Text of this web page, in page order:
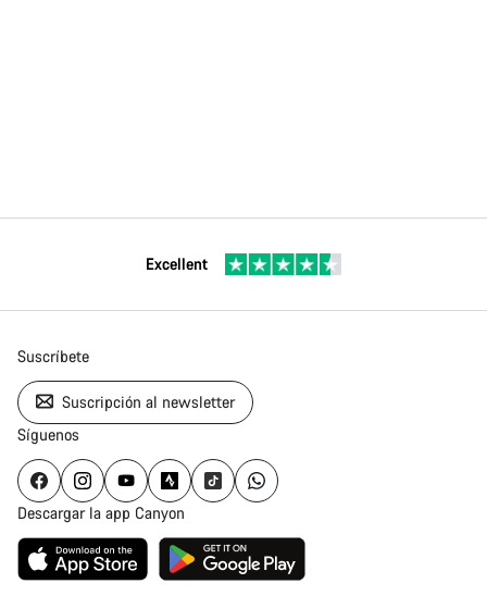
Excellent
Suscríbete
Suscripción al newsletter
Síguenos
Descargar la app Canyon